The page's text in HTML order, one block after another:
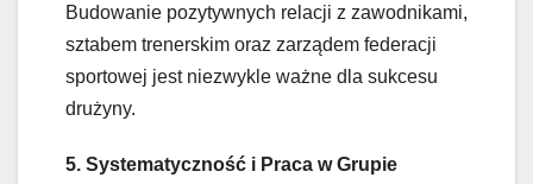
Budowanie pozytywnych relacji z zawodnikami,
sztabem trenerskim oraz zarządem federacji
sportowej jest niezwykle ważne dla sukcesu
drużyny.
5. Systematyczność i Praca w Grupie